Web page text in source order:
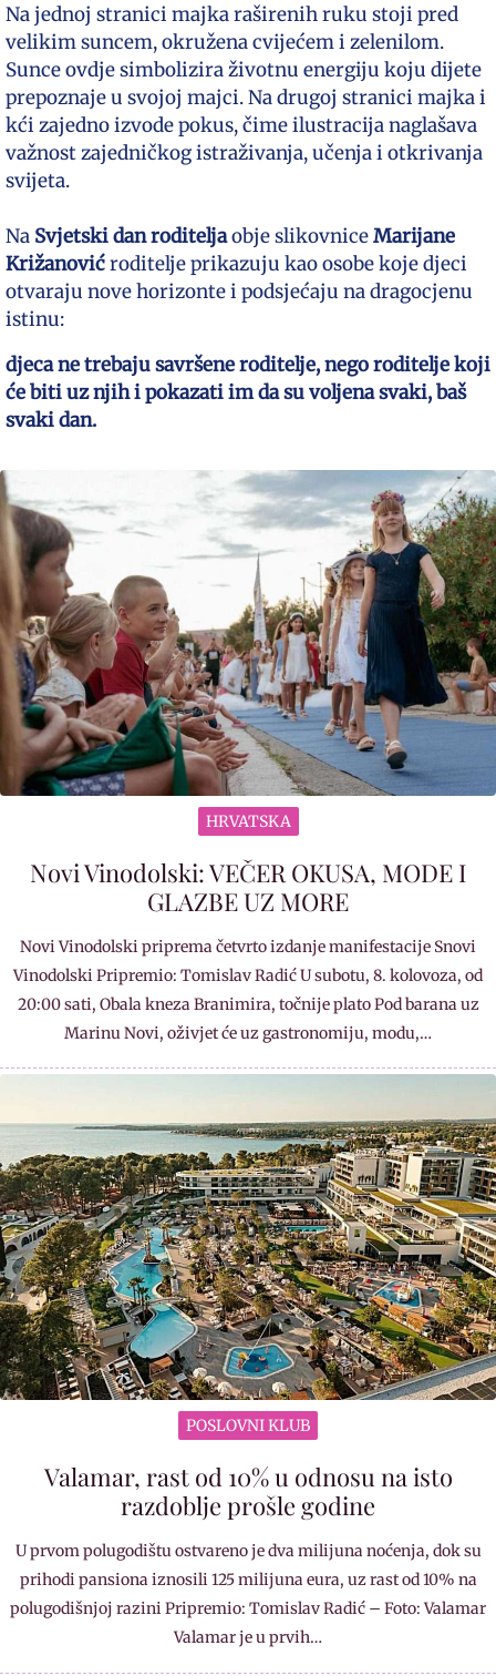
Na jednoj stranici majka raširenih ruku stoji pred
velikim suncem, okružena cvijećem i zelenilom.
Sunce ovdje simbolizira životnu energiju koju dijete
prepoznaje u svojoj majci. Na drugoj stranici majka i
kći zajedno izvode pokus, čime ilustracija naglašava
važnost zajedničkog istraživanja, učenja i otkrivanja
svijeta.
Na Svjetski dan roditeljaobje slikovniceMarijane
Križanovićroditelje prikazuju kao osobe koje djeci
otvaraju nove horizonte i podsjećaju na dragocjenu
istinu:
djeca ne trebaju savršene roditelje, nego roditelje koji
će biti uz njih i pokazati im da su voljena svaki, baš
svaki dan.
HRVATSKA
Novi Vinodolski: VEČER OKUSA, MODE I
GLAZBE UZ MORE
Novi Vinodolski priprema četvrto izdanje manifestacije Snovi
Vinodolski Pripremio: Tomislav Radić U subotu, 8. kolovoza, od
20:00 sati, Obala kneza Branimira, točnije plato Pod barana uz
Marinu Novi, oživjet će uz gastronomiju, modu,…
POSLOVNI KLUB
Valamar, rast od 10% u odnosu na isto
razdoblje prošle godine
U prvom polugodištu ostvareno je dva milijuna noćenja, dok su
prihodi pansiona iznosili 125 milijuna eura, uz rast od 10% na
polugodišnjoj razini Pripremio: Tomislav Radić – Foto: Valamar
Valamar je u prvih…